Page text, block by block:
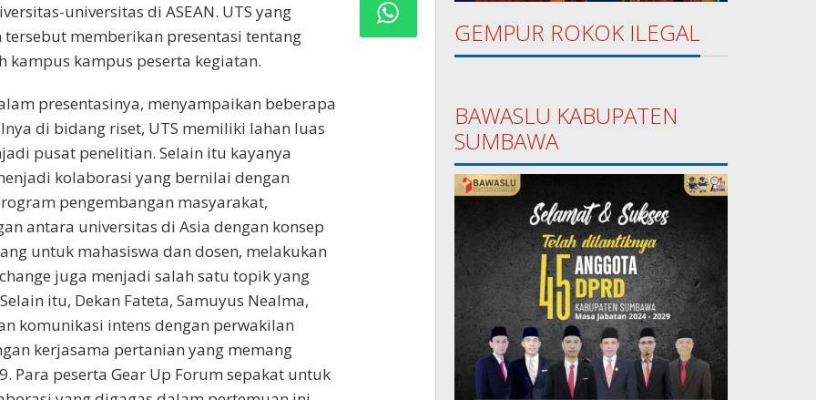
universitas di ASEAN. UTS yang
memberikan presentasi tentang
kampus peserta kegiatan.
presentasinya, menyampaikan beberapa
di bidang riset, UTS memiliki lahan luas
pusat penelitian. Selain itu kayanya
kolaborasi yang bernilai dengan
pengembangan masyarakat,
antara universitas di Asia dengan konsep
untuk mahasiswa dan dosen, melakukan
juga menjadi salah satu topik yang
itu, Dekan Fateta, Samuyus Nealma,
komunikasi intens dengan perwakilan
kerjasama pertanian yang memang
Para peserta Gear Up Forum sepakat untuk
GEMPUR ROKOK ILEGAL
BAWASLU KABUPATEN
SUMBAWA